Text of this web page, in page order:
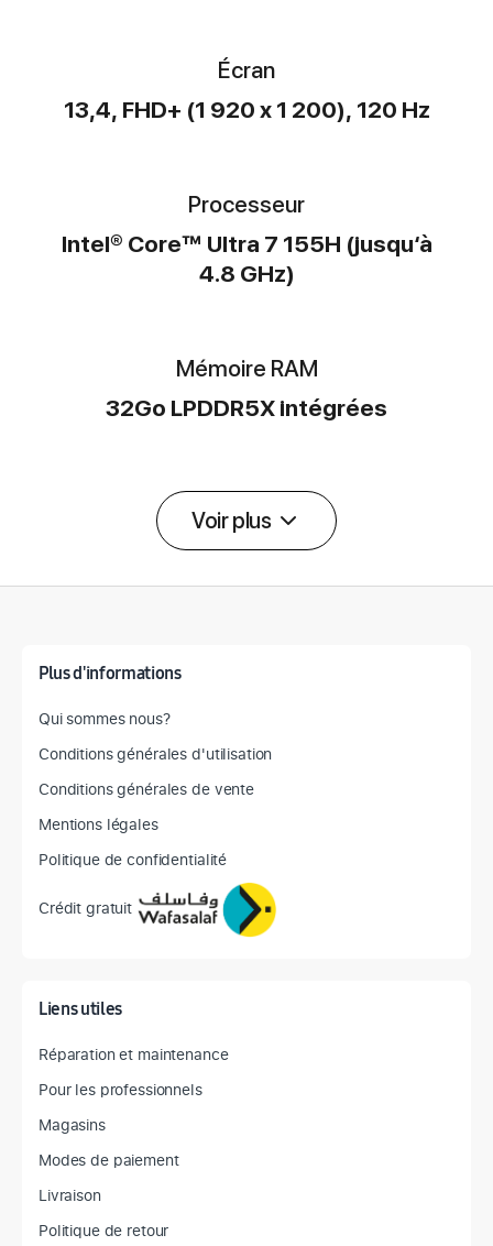
Écran
13,4, FHD+ (1 920 x 1 200), 120 Hz
Processeur
Intel® Core™ Ultra 7 155H (jusqu‘à
4.8 GHz)
Mémoire RAM
32Go LPDDR5X intégrées
Voir plus
Plus d'informations
Qui sommes nous?
Conditions générales d'utilisation
Conditions générales de vente
Mentions légales
Politique de confidentialité
Crédit gratuit
Liens utiles
Réparation et maintenance
Pour les professionnels
Magasins
Modes de paiement
Livraison
Politique de retour